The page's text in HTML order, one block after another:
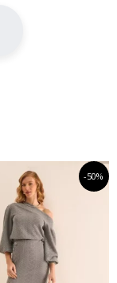
-50%
preço
original
era:
R$319,99.
preço
atual
Este
produto